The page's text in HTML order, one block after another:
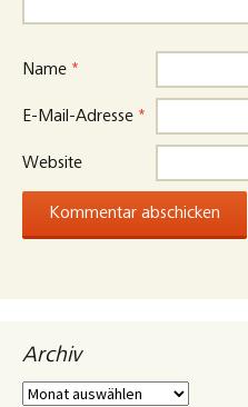
Name *
E-Mail-Adresse *
Website
Archiv
Archiv